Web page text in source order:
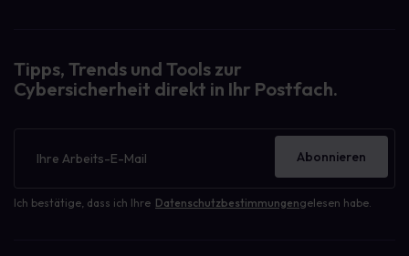
Tipps, Trends und Tools zur
Cybersicherheit direkt in Ihr Postfach.
Ich bestätige, dass ich Ihre Datenschutzbestimmungengelesen habe.
Abonnieren